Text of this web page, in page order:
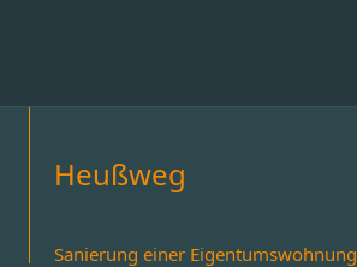
Heußweg
Sanierung einer Eigentumswohnung